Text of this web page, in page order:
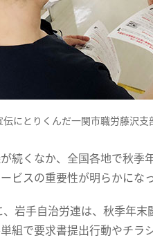
にとりくんだ一関市職労藤沢支
続くなか、全国各地で秋季
ビスの重要性が明らかにな
岩手自治労連は、秋季年
組で要求書提出行動やチラ